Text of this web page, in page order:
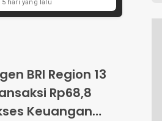
Warga Hingga
5 hari yang lalu
BRI Region 13
Rp68,8
Keuangan